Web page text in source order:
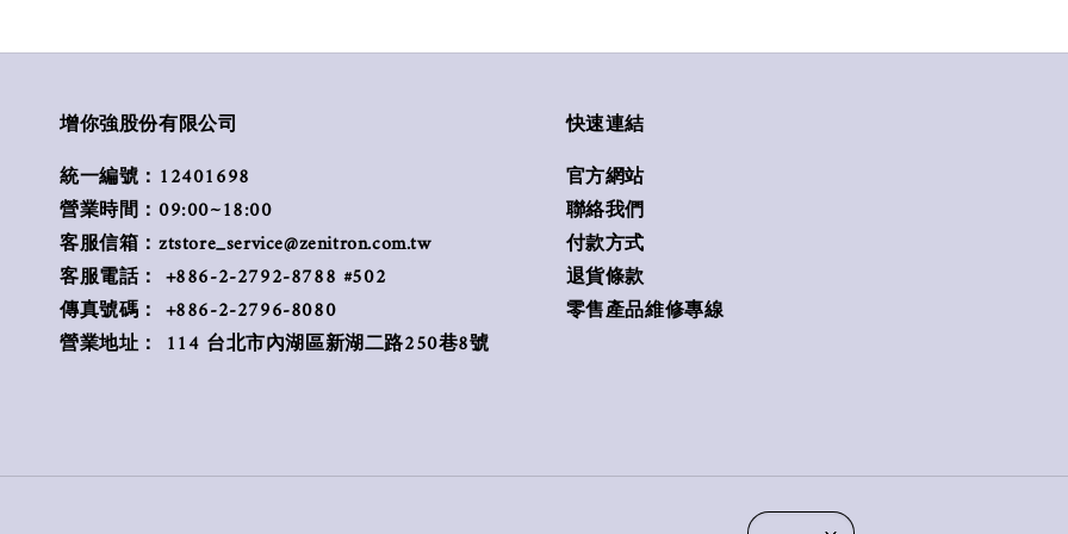
增你強股份有限公司
統一編號：12401698
營業時間：09:00~18:00
客服信箱：ztstore_service@zenitron.com.tw
客服電話： +886-2-2792-8788 #502
傳真號碼： +886-2-2796-8080
營業地址： 114 台北市內湖區新湖二路250巷8號
快速連結
官方網站
聯絡我們
付款方式
退貨條款
零售產品維修專線